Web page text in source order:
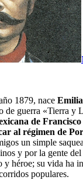
1879, nace
de guerra «Tierra y
de
al régimen de
un simple
y por la gente
héroe; su vida ha
populares.